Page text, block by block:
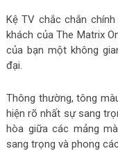
Kệ TV chắc chắn
khách của The Matrix
của bạn một không
đại.
Thông thường, tông
hiện rõ nhất sự sang
hòa giữa các mảng
sang trọng và phong